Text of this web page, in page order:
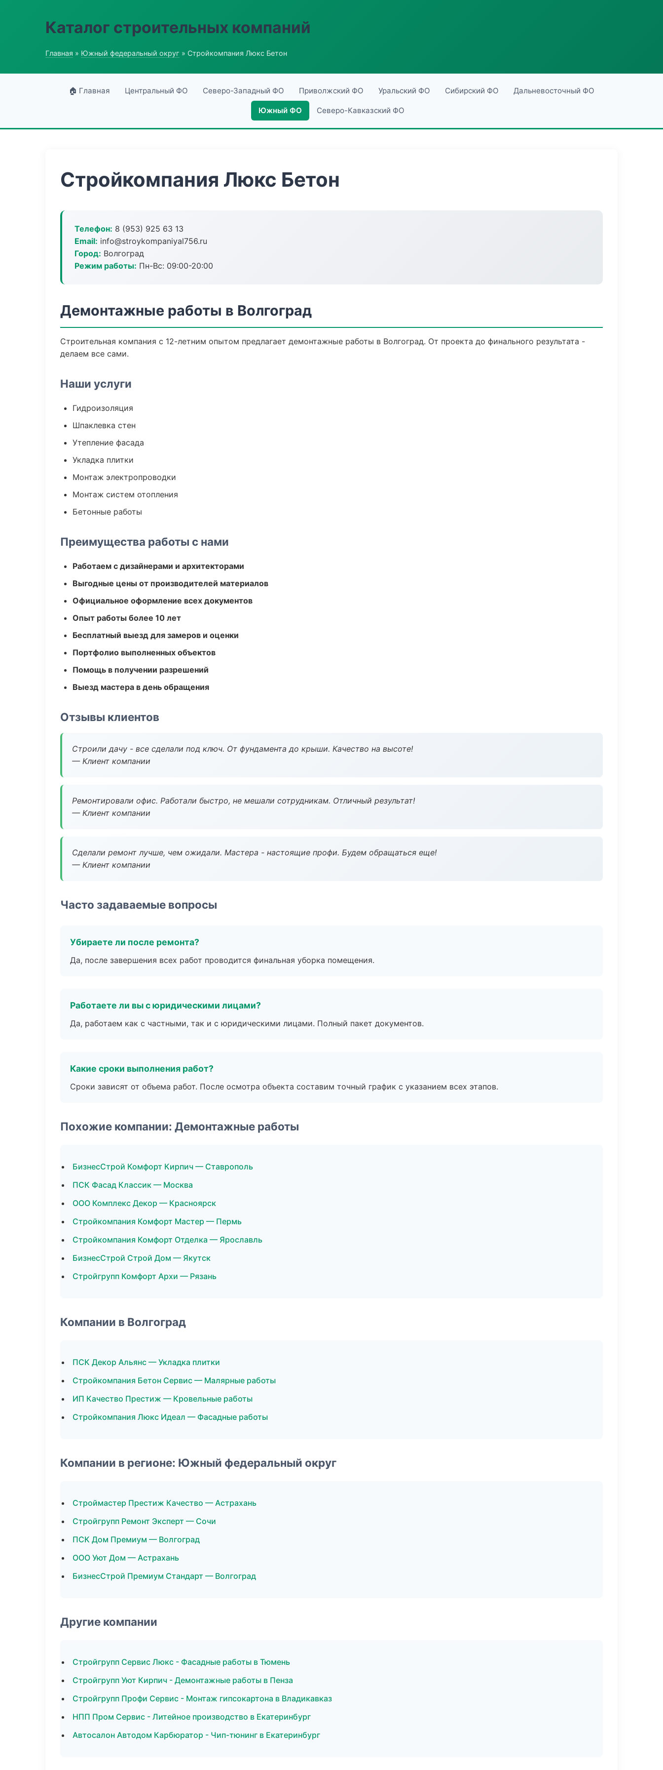
Каталог строительных компаний
Главная » Южный федеральный округ » Стройкомпания Люкс Бетон
🏠 Главная Центральный ФО Северо-Западный ФО Приволжский ФО Уральский ФО Сибирский ФО Дальневосточный ФО
Южный ФО Северо-Кавказский ФО
Стройкомпания Люкс Бетон
Телефон: 8 (953) 925 63 13
Email: info@stroykompaniyal756.ru
Город: Волгоград
Режим работы: Пн-Вс: 09:00-20:00
Демонтажные работы в Волгоград
Строительная компания с 12-летним опытом предлагает демонтажные работы в Волгоград. От проекта до финального результата -
делаем все сами.
Наши услуги
Гидроизоляция
Шпаклевка стен
Утепление фасада
Укладка плитки
Монтаж электропроводки
Монтаж систем отопления
Бетонные работы
Преимущества работы с нами
Работаем с дизайнерами и архитекторами
Выгодные цены от производителей материалов
Официальное оформление всех документов
Опыт работы более 10 лет
Бесплатный выезд для замеров и оценки
Портфолио выполненных объектов
Помощь в получении разрешений
Выезд мастера в день обращения
Отзывы клиентов
Строили дачу - все сделали под ключ. От фундамента до крыши. Качество на высоте!
— Клиент компании
Ремонтировали офис. Работали быстро, не мешали сотрудникам. Отличный результат!
— Клиент компании
Сделали ремонт лучше, чем ожидали. Мастера - настоящие профи. Будем обращаться еще!
— Клиент компании
Часто задаваемые вопросы
Убираете ли после ремонта?
Да, после завершения всех работ проводится финальная уборка помещения.
Работаете ли вы с юридическими лицами?
Да, работаем как с частными, так и с юридическими лицами. Полный пакет документов.
Какие сроки выполнения работ?
Сроки зависят от объема работ. После осмотра объекта составим точный график с указанием всех этапов.
Похожие компании: Демонтажные работы
БизнесСтрой Комфорт Кирпич — Ставрополь
ПСК Фасад Классик — Москва
ООО Комплекс Декор — Красноярск
Стройкомпания Комфорт Мастер — Пермь
Стройкомпания Комфорт Отделка — Ярославль
БизнесСтрой Строй Дом — Якутск
Стройгрупп Комфорт Архи — Рязань
Компании в Волгоград
ПСК Декор Альянс — Укладка плитки
Стройкомпания Бетон Сервис — Малярные работы
ИП Качество Престиж — Кровельные работы
Стройкомпания Люкс Идеал — Фасадные работы
Компании в регионе: Южный федеральный округ
Строймастер Престиж Качество — Астрахань
Стройгрупп Ремонт Эксперт — Сочи
ПСК Дом Премиум — Волгоград
ООО Уют Дом — Астрахань
БизнесСтрой Премиум Стандарт — Волгоград
Другие компании
Стройгрупп Сервис Люкс - Фасадные работы в Тюмень
Стройгрупп Уют Кирпич - Демонтажные работы в Пенза
Стройгрупп Профи Сервис - Монтаж гипсокартона в Владикавказ
НПП Пром Сервис - Литейное производство в Екатеринбург
Автосалон Автодом Карбюратор - Чип-тюнинг в Екатеринбург